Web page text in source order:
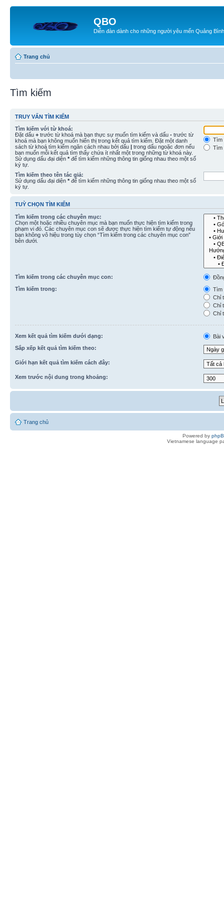
QBO
Diễn đàn dành cho những người yêu mến Quảng Bình
Trang chủ
Tìm kiếm
TRUY VẤN TÌM KIẾM
Tìm kiếm với từ khoá:
Đặt dấu + trước từ khoá mà bạn thực sự muốn tìm kiếm và dấu - trước từ
khoá mà bạn không muốn hiển thị trong kết quả tìm kiếm. Đặt một danh
sách từ khoá tìm kiếm ngăn cách nhau bởi dấu | trong dấu ngoặc đơn nếu
bạn muốn mỗi kết quả tìm thấy chứa ít nhất một trong những từ khoá này.
Sử dụng dấu đại diện * để tìm kiếm những thông tin giống nhau theo một số
ký tự.
Tìm
Tìm
Tìm kiếm theo tên tác giả:
Sử dụng dấu đại diện * để tìm kiếm những thông tin giống nhau theo một số
ký tự.
TUỲ CHỌN TÌM KIẾM
Tìm kiếm trong các chuyên mục:
Chọn một hoặc nhiều chuyên mục mà bạn muốn thực hiện tìm kiếm trong
phạm vi đó. Các chuyên mục con sẽ được thực hiện tìm kiếm tự động nếu
bạn không vô hiệu trong tùy chọn “Tìm kiếm trong các chuyên mục con”
bên dưới.
Tìm kiếm trong các chuyên mục con:
Tìm kiếm trong:
Tìm
Chỉ
Chỉ
Chỉ
Xem kết quả tìm kiếm dưới dạng:
Bài
Sắp xếp kết quả tìm kiếm theo:
Giới hạn kết quả tìm kiếm cách đây:
Xem trước nội dung trong khoảng:
Trang chủ
Powered by
Vietnamese language